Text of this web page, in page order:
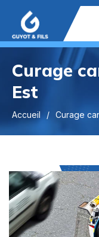
Curage
Est
Accueil Curage